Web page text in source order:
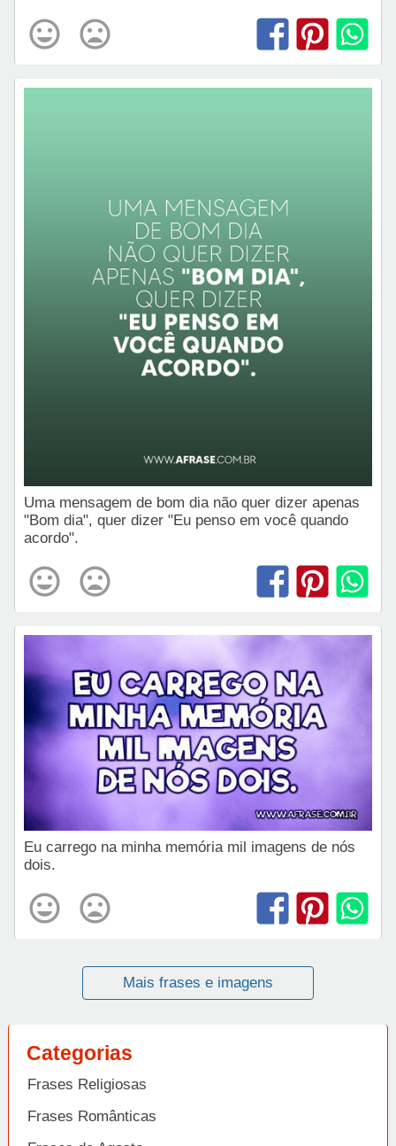
Uma mensagem de bom dia não quer dizer apenas
"Bom dia", quer dizer "Eu penso em você quando
acordo".
Eu carrego na minha memória mil imagens de nós
dois.
Mais frases e imagens
Categorias
Frases Religiosas
Frases Românticas